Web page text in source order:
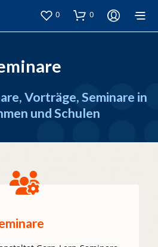
0 0
Vorträge, Seminare in
und Schulen